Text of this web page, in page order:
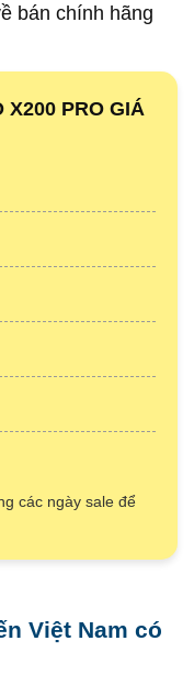
bán chính hãng
X200 PRO GIÁ
các ngày sale để
Việt Nam có